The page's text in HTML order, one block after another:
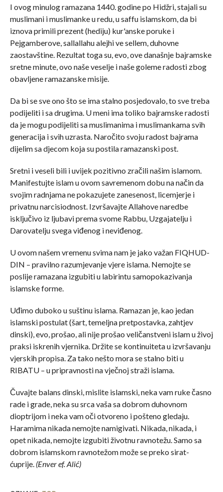
I ovog minulog ramazana 1440. godine po Hidžri, stajali su
muslimani i muslimanke u redu, u saffu islamskom, da bi
iznova primili prezent (hediju) kur'anske poruke i
Pejgamberove, sallallahu alejhi ve sellem, duhovne
zaostavštine. Rezultat toga su, evo, ove današnje bajramske
sretne minute, ovo naše veselje i naše goleme radosti zbog
obavljene ramazanske misije.
Da bi se sve ono što se ima stalno posjedovalo, to sve treba
podijeliti i sa drugima. U meni ima toliko bajramske radosti
da je mogu podijeliti sa muslimanima i muslimankama svih
generacija i svih uzrasta. Naročito svoju radost bajrama
dijelim sa djecom koja su postila ramazanski post.
Sretni i veseli bili i uvijek pozitivno zračili našim islamom.
Manifestujte islam u ovom savremenom dobu na način da
svojim radnjama ne pokazujete zanesenost, licemjerje i
privatnu narcisiodnost. Izvršavajte Allahove naredbe
isključivo iz ljubavi prema svome Rabbu, Uzgajatelju i
Darovatelju svega viđenog i neviđenog.
U ovom našem vremenu svima nam je jako važan FIQHUD-
DIN – pravilno razumjevanje vjere islama. Nemojte se
poslije ramazana izgubiti u labirintu samopokazivanja
islamske forme.
Uđimo duboko u suštinu islama. Ramazan je, kao jedan
islamski postulat (šart, temeljna pretpostavka, zahtjev
dinski), evo, prošao, ali nije prošao veličanstveni islam u živoj
praksi iskrenih vjernika. Držite se kontinuiteta u izvršavanju
vjerskih propisa. Za tako nešto mora se stalno biti u
RIBATU – u pripravnosti na vječnoj straži islama.
Čuvajte balans dinski, mislite islamski, neka vam ruke časno
rade i grade, neka su srca vaša sa dobrom duhovnom
dioptrijom i neka vam oči otvoreno i pošteno gledaju.
Haramima nikada nemojte namigivati. Nikada, nikada, i
opet nikada, nemojte izgubiti životnu ravnotežu. Samo sa
dobrom islamskom ravnotežom može se preko sirat-
ćuprije. (Enver ef. Alić)